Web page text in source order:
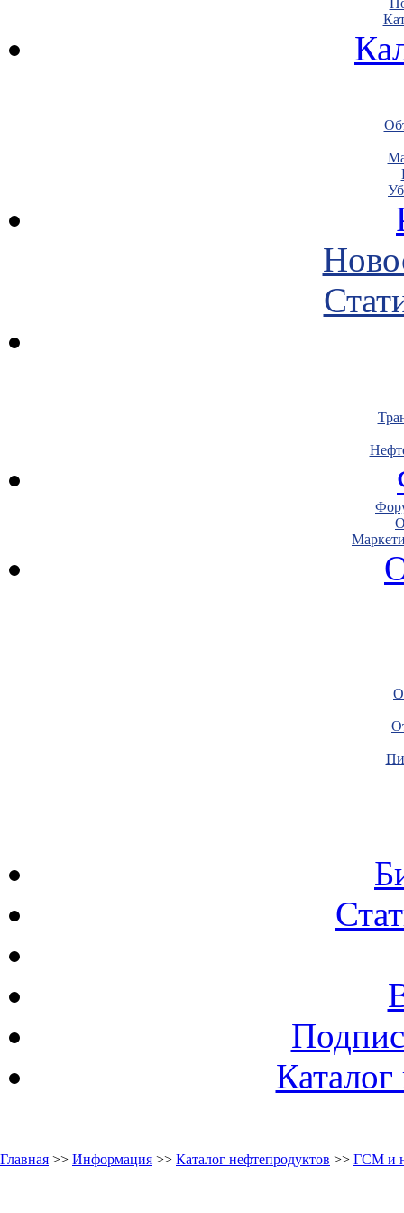
Главная >> Информация >> Каталог нефтепродуктов >> ГСМ и